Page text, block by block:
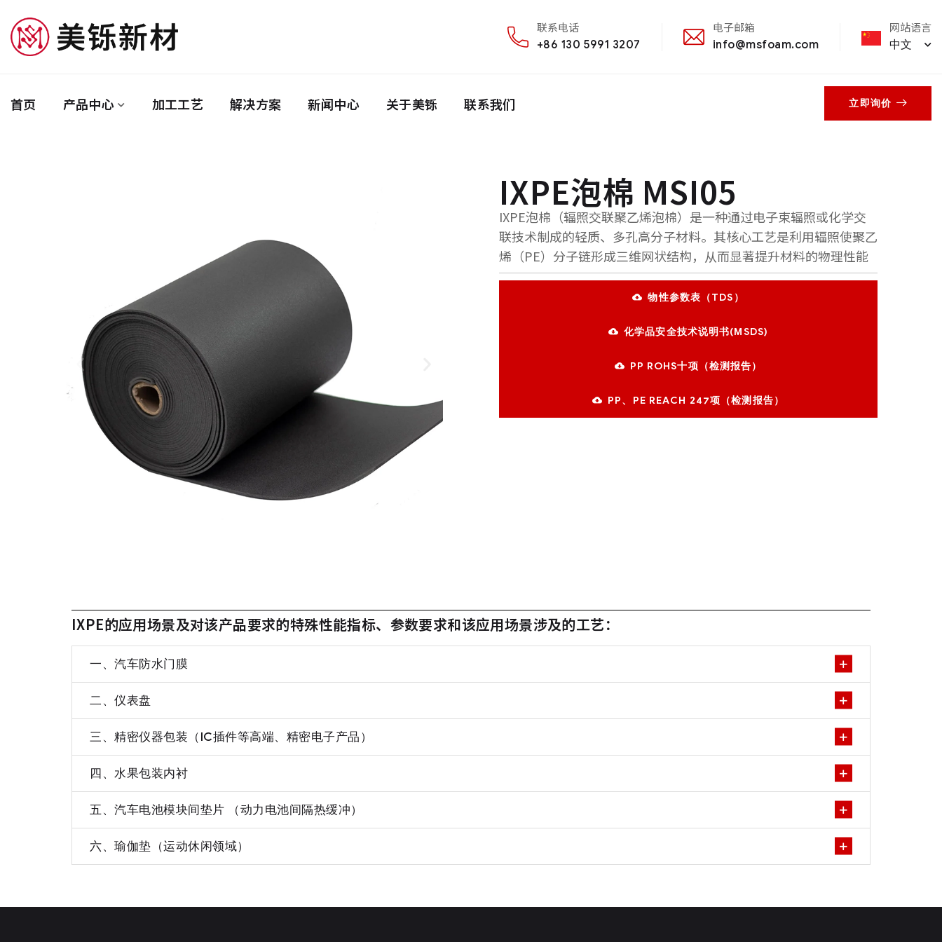
联系电话
+86 130 5991 3207
电子邮箱
info@msfoam.com
网站语言
中文
首页 产品中心 加工工艺 解决方案 新闻中心 关于美铄 联系我们 立即询价
IXPE泡棉 MSI05
IXPE泡棉（辐照交联聚乙烯泡棉）是一种通过电子束辐照或化学交
联技术制成的轻质、多孔高分子材料。其核心工艺是利用辐照使聚乙
烯（PE）分子链形成三维网状结构，从而显著提升材料的物理性能
物性参数表（TDS）
化学品安全技术说明书(MSDS)
PP ROHS十项（检测报告）
PP、PE REACH 247项（检测报告）
IXPE的应用场景及对该产品要求的特殊性能指标、参数要求和该应用场景涉及的工艺：
一、汽车防水门膜
二、仪表盘
三、精密仪器包装（IC插件等高端、精密电子产品）
四、水果包装内衬
五、汽车电池模块间垫片 （动力电池间隔热缓冲）
六、瑜伽垫（运动休闲领域）